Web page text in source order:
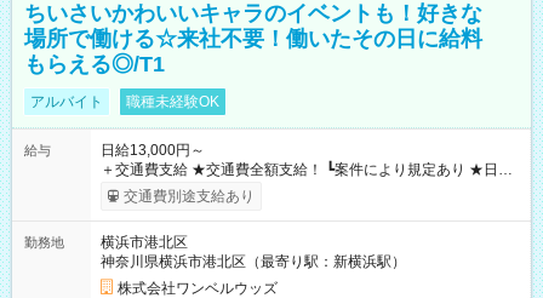
ちいさいかわいいキャラのイベントも！好きな
場所で働ける☆来社不要！働いたその日に給料
もらえる◎/T1
アルバイト 職種未経験OK
給与
日給13,000円～
＋交通費支給 ★交通費全額支給！ ┗案件により規定あり ★日払
いOK！（規定あり） ┗働いたその日に現金GET♪ お仕事後はコ
ンビニATMから 日払い分を引き落とせます！ 【試用期間】試
交通費別途支給あり
勤務地
横浜市港北区
神奈川県横浜市港北区（最寄り駅：新横浜駅）
株式会社ワンベルウッズ